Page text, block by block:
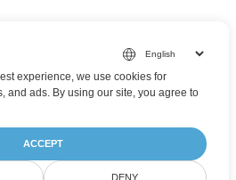
experience, we use cookies for
and ads. By using our site, you agree to
ACCEPT
DENY